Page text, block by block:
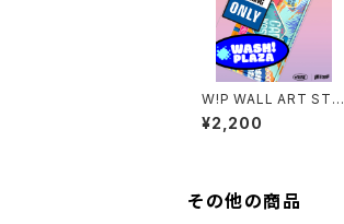
W!P WALL ART STIC
KER PACK
¥2,200
その他の商品